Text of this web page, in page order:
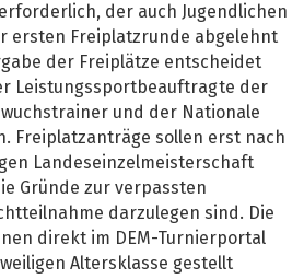
der auch Jugendlichen
ersten Freiplatzrunde abgelehnt
der Freiplätze entscheidet
Leistungssportbeauftragte der
und der Nationale
Freiplatzanträge sollen erst nach
Landeseinzelmeisterschaft
Gründe zur verpassten
darzulegen sind. Die
direkt im DEM-Turnierportal
Altersklasse gestellt